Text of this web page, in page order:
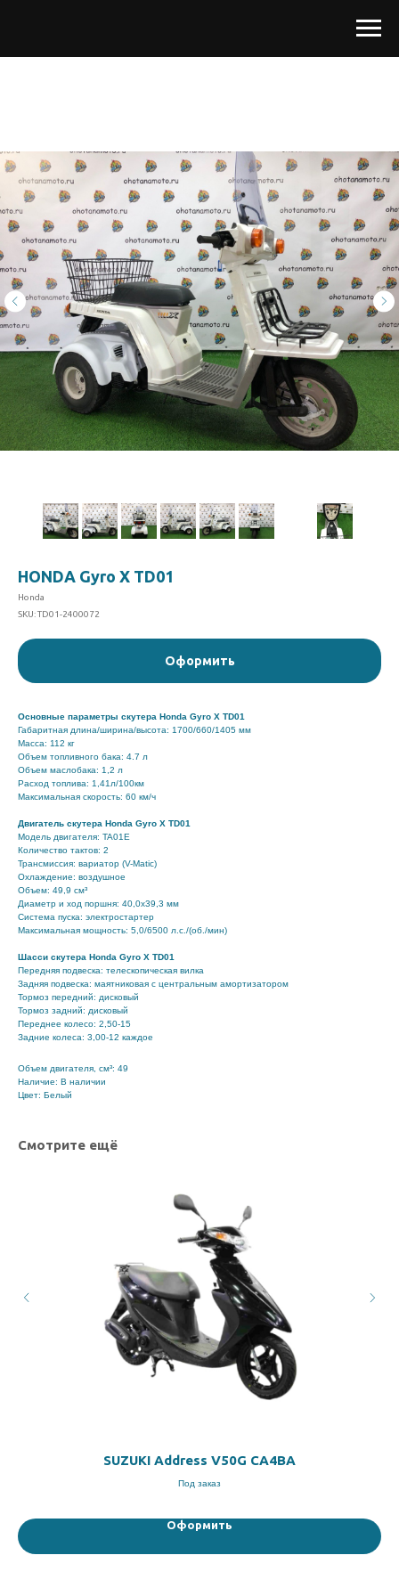
HONDA Gyro X TD01
Honda
SKU:TD01-2400072
Оформить
Основные параметры скутера Honda Gyro X TD01
Габаритная длина/ширина/высота: 1700/660/1405 мм
Масса: 112 кг
Объем топливного бака: 4.7 л
Объем маслобака: 1,2 л
Расход топлива: 1,41л/100км
Максимальная скорость: 60 км/ч
Двигатель скутера Honda Gyro X TD01
Модель двигателя: TA01E
Количество тактов: 2
Трансмиссия: вариатор (V-Matic)
Охлаждение: воздушное
Объем: 49,9 см³
Диаметр и ход поршня: 40,0x39,3 мм
Система пуска: электростартер
Максимальная мощность: 5,0/6500 л.с./(об./мин)
Шасси скутера Honda Gyro X TD01
Передняя подвеска: телескопическая вилка
Задняя подвеска: маятниковая с центральным амортизатором
Тормоз передний: дисковый
Тормоз задний: дисковый
Переднее колесо: 2,50-15
Задние колеса: 3,00-12 каждое
Объем двигателя, см³: 49
Наличие: В наличии
Цвет: Белый
Смотрите ещё
SUZUKI Address V50G CA4BA
Под заказ
Оформить